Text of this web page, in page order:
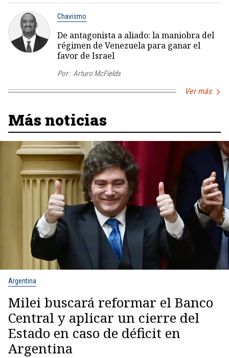
Chavismo
De antagonista a aliado: la maniobra del
régimen de Venezuela para ganar el
favor de Israel
Por: Arturo McFields
Ver más
Más noticias
Argentina
Milei buscará reformar el Banco
Central y aplicar un cierre del
Estado en caso de déficit en
Argentina